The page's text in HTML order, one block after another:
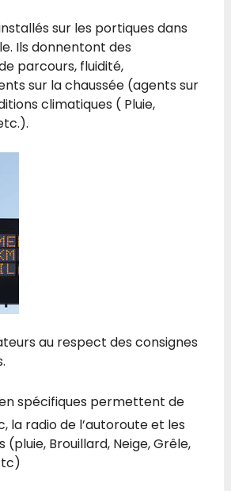
sur les portiques dans
Ils donnentont des
parcours, fluidité,
sur la chaussée (agents sur
climatiques ( Pluie,
au respect des consignes
spécifiques permettent de
la radio de l’autoroute et les
Brouillard, Neige, Grêle,